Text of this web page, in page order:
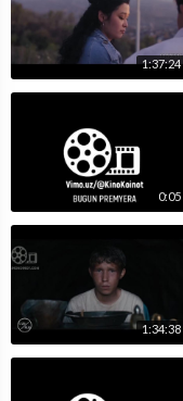
1:37:24
0:05
1:34:38